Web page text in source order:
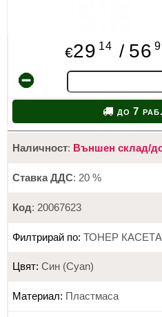
€29 14 / 56
до 7
Наличност: Външен склад/
Ставка ДДС: 20 %
Код: 20067623
Филтрирай по: ТОНЕР КАСЕТА
Цвят: Син (Cyan)
Материал: Пластмаса